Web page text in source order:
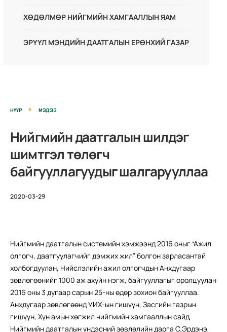
ХӨДӨЛМӨР НИЙГМИЙН ХАМГААЛЛЫН ЯАМ
ЭРҮҮЛ МЭНДИЙН ДААТГАЛЫН ЕРӨНХИЙ ГАЗАР
НҮҮР МЭДЭЭ
Нийгмийн даатгалын шилдэг
шимтгэл төлөгч
байгууллагуудыг шалгарууллаа
2020-03-29
Нийгмийн даатгалын системийн хэмжээнд 2016 оныг “Ажил
олгогч, даатгуулагчийг дэмжих жил” болгон зарласантай
холбогдуулан, Нийслэлийн ажил олгогчдын Анхдугаар
зөвлөгөөнийг 1000 аж ахуйн нэгж, байгууллагыг оролцуулан
2016 оны 3 дугаар сарын 25-ны өдөр зохион байгууллаа.
Анхдугаар зөвлөгөөнд УИХ-ын гишүүн, Засгийн газрын
гишүүн, Хүн амын хөгжил нийгмийн хамгааллын сайд,
Нийгмийн даатгалын үндэсний зөвлөлийн дарга С.Эрдэнэ,